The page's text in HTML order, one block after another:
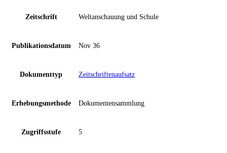
Zeitschrift Weltanschauung und Schule
Publikationsdatum Nov 36
Dokumenttyp Zeitschriftenaufsatz
Erhebungsmethode Dokumentensammlung
Zugriffsstufe 5